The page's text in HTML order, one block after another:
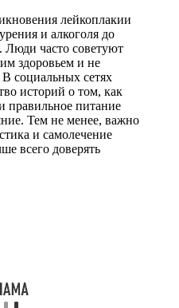
лейкоплакии
и алкоголя до
Люди часто советуют
здоровьем и не
социальных сетях
историй о том, как
правильное питание
Тем не менее, важно
и самолечение
всего доверять